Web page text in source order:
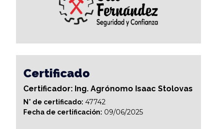
Certificado
Certificador: Ing. Agrónomo Isaac Stolovas
N° de certificado: 47742
Fecha de certificación: 09/06/2025